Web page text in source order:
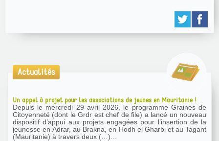
Actualités
Un appel à projet pour les associations de jeunes en Mauritanie !
Depuis le mercredi 29 avril 2026, le programme Graines de
Citoyenneté (dont le Grdr est chef de file) a lancé un nouveau
dispositif d’appui aux projets engagées pour l’insertion de la
jeunesse en Adrar, au Brakna, en Hodh el Gharbi et au Tagant
(Mauritanie) à travers deux (…)...